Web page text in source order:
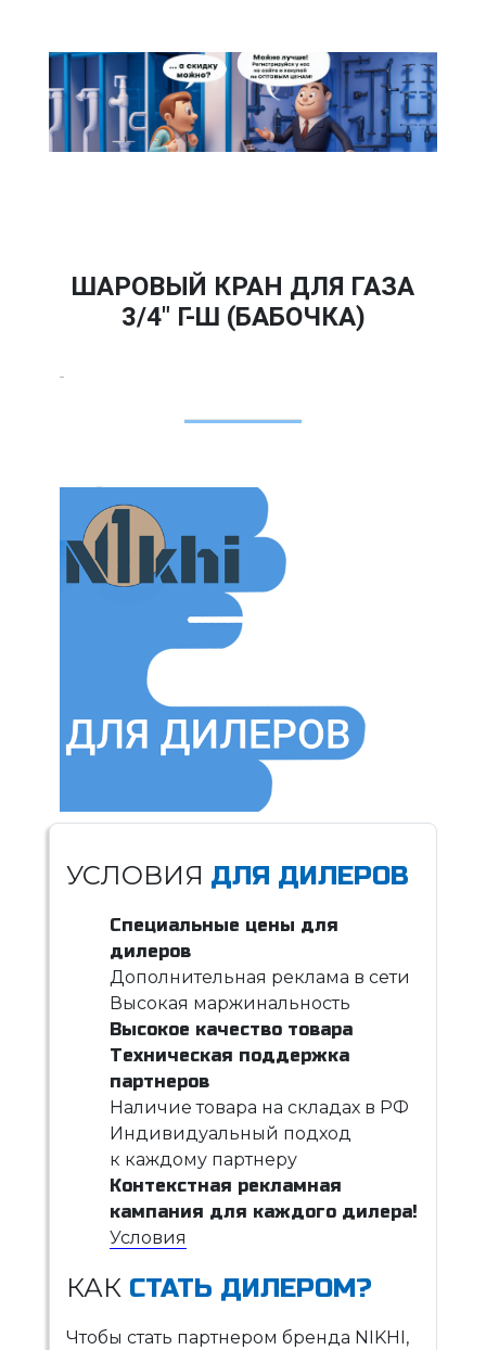
ШАРОВЫЙ КРАН ДЛЯ ГАЗА
3/4" Г-Ш (БАБОЧКА)
УСЛОВИЯ ДЛЯ ДИЛЕРОВ
Специальные цены для
дилеров
Дополнительная реклама в сети
Высокая маржинальность
Высокое качество товара
Техническая поддержка
партнеров
Наличие товара на складах в РФ
Индивидуальный подход
к каждому партнеру
Контекстная рекламная
кампания для каждого дилера!
Условия
КАК СТАТЬ ДИЛЕРОМ?
Чтобы стать партнером бренда NIKHI,